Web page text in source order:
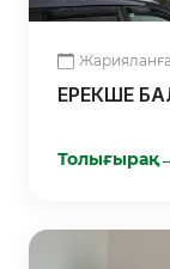
ЕРЕКШЕ
Толығырақ